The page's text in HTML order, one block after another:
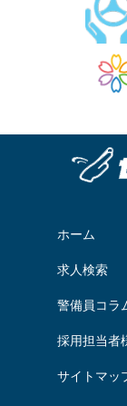
ホーム
求人検索
警備員コラ
採用担当者
サイトマッ